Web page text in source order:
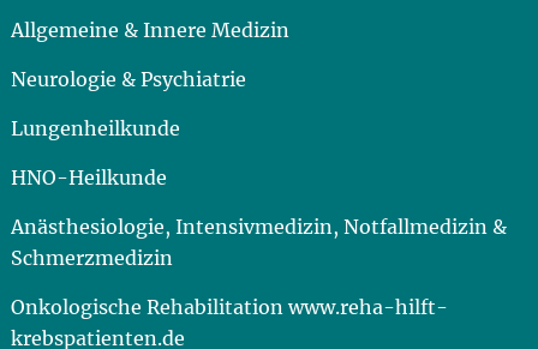
Allgemeine & Innere Medizin
Neurologie & Psychiatrie
Lungenheilkunde
HNO-Heilkunde
Anästhesiologie, Intensivmedizin, Notfallmedizin &
Schmerzmedizin
Onkologische Rehabilitation www.reha-hilft-
krebspatienten.de